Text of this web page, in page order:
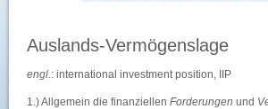
Auslands-Vermögenslage
engl.: international investment position, IIP
1.) Allgemein die finanziellen Forderungen und